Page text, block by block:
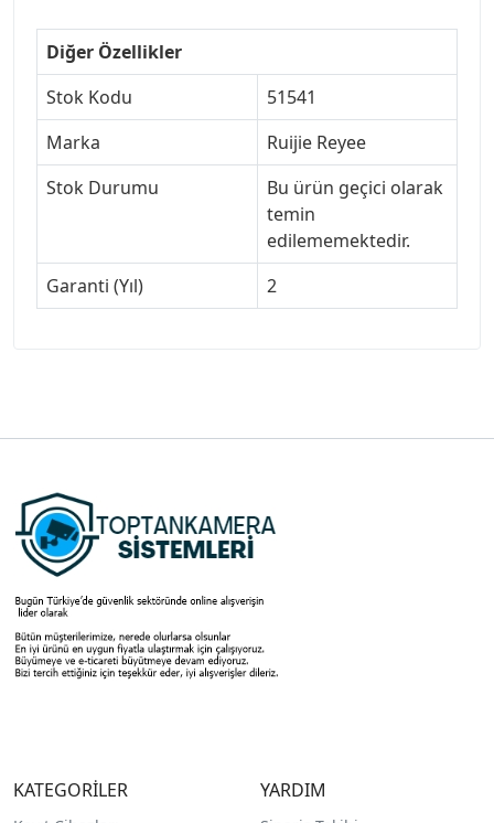
Diğer Özellikler
Stok Kodu
51541
Marka
Ruijie Reyee
Stok Durumu
Bu ürün geçici olarak
temin
edilememektedir.
Garanti (Yıl)
2
KATEGORİLER YARDIM